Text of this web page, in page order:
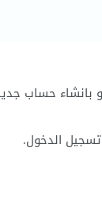
بانشاء حساب
الدخول.